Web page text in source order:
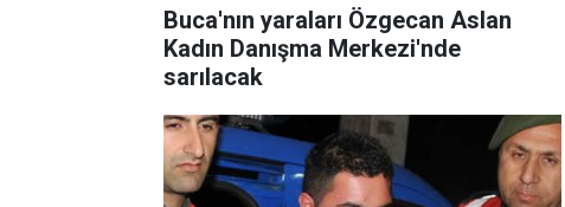
Buca'nın yaraları Özgecan Aslan
Kadın Danışma Merkezi'nde
sarılacak